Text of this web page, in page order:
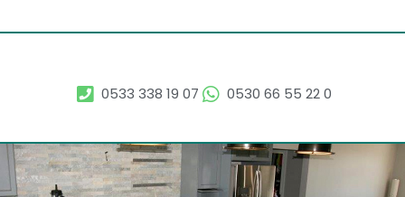
0533 338 19 07 0530 66 55 22 0